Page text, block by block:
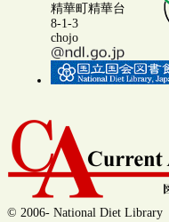
精華町精華台
8-1-3
chojo
© 2006- National Diet Library